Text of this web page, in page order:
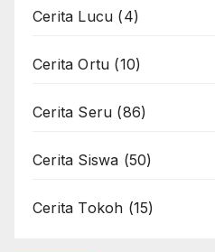
Cerita Lucu (4)
Cerita Ortu (10)
Cerita Seru (86)
Cerita Siswa (50)
Cerita Tokoh (15)